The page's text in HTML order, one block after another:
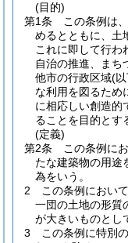
(目的)
第1条
この条例は
めるとともに、土
これに即して行わ
自治の推進、まち
他市の行政区域(
な利用を図るため
に相応しい創造的
ることを目的とす
(定義)
第2条
この条例に
たな建築物の用途
為をいう。
2
この条例におい
一団の土地の形質
が大きいものとし
3
この条例に特別